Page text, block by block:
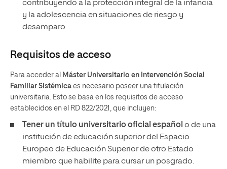
contribuyendo a la protección integral de la infancia
y la adolescencia en situaciones de riesgo y
desamparo.
Requisitos de acceso
Para acceder al Máster Universitario en Intervención Social
Familiar Sistémica es necesario poseer una titulación
universitaria. Esto se basa en los requisitos de acceso
establecidos en el RD 822/2021, que incluyen:
Tener un título universitario oficial español o de una
institución de educación superior del Espacio
Europeo de Educación Superior de otro Estado
miembro que habilite para cursar un posgrado.